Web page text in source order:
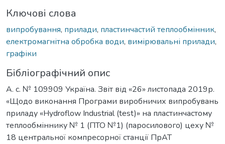
Ключові слова
випробування, прилади, пластинчастий теплообмінник,
електромагнітна обробка води, вимірювальні прилади,
графіки
Бібліографічний опис
А. с. № 109909 Україна. Звіт від «26» листопада 2019р.
«Щодо виконання Програми виробничих випробувань
приладу «Hydroflow Industrial (test)» на пластинчастому
теплообміннику № 1 (ПТО №1) (паросилового) цеху №
18 центральної компресорної станції ПрАТ